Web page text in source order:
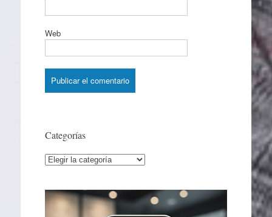
Web
Categorías
Categorías